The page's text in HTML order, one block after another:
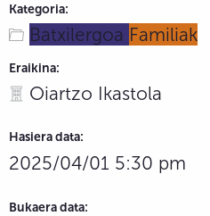
Kategoria:
Batxilergoa Familiak
Eraikina:
Oiartzo Ikastola
Hasiera data:
2025/04/01 5:30 pm
Bukaera data: